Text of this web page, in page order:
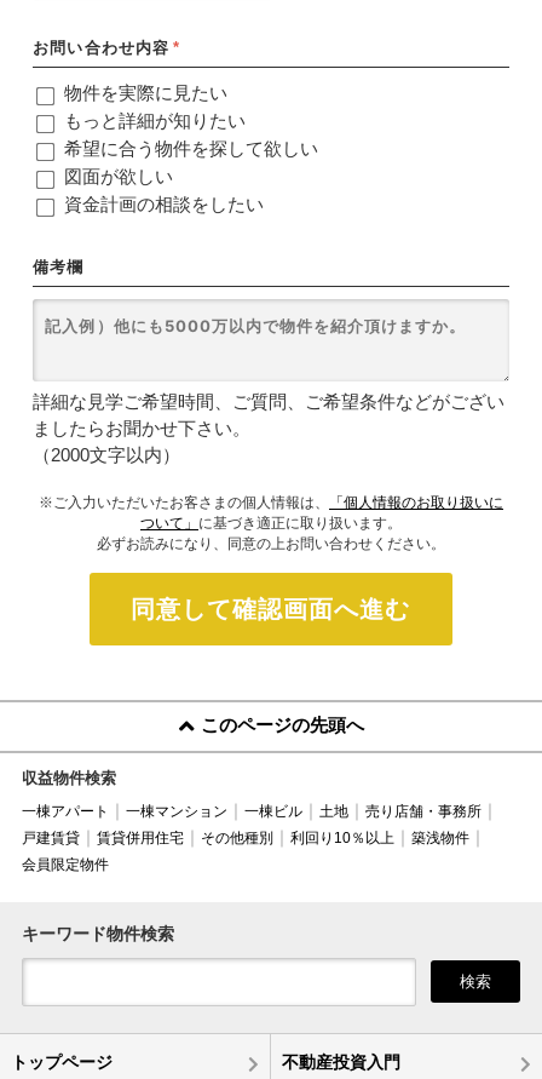
お問い合わせ内容 *
物件を実際に見たい
もっと詳細が知りたい
希望に合う物件を探して欲しい
図面が欲しい
資金計画の相談をしたい
備考欄
詳細な見学ご希望時間、ご質問、ご希望条件などがござい
ましたらお聞かせ下さい。
（2000文字以内）
※ご入力いただいたお客さまの個人情報は、
「個人情報のお取り扱いに
ついて」 に基づき適正に取り扱います。
必ずお読みになり、同意の上お問い合わせください。
同意して確認画面へ進む
このページの先頭へ
収益物件検索
一棟アパート 一棟マンション 一棟ビル 土地
売り店舗・事務所
戸建賃貸
賃貸併用住宅 その他種別 利回り10％以上
築浅物件
会員限定物件
キーワード物件検索
検索
トップページ 不動産投資入門